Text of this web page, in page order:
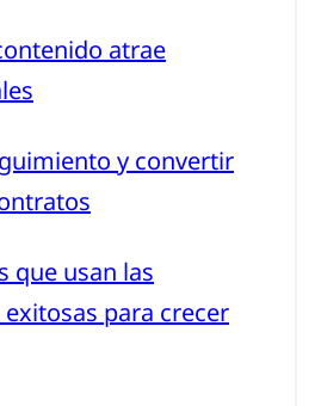
atrae
y convertir
que usan las
para crecer